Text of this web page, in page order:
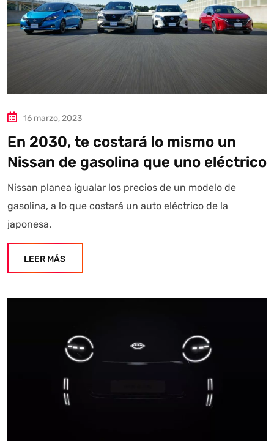
16 marzo, 2023
En 2030, te costará lo mismo un
Nissan de gasolina que uno eléctrico
Nissan planea igualar los precios de un modelo de
gasolina, a lo que costará un auto eléctrico de la
japonesa.
LEER MÁS